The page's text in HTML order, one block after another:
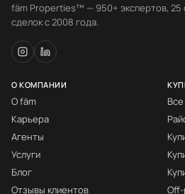
fäm Properties™ — 950+ экспертов, 25
сделок с 2008 года.
О КОМПАНИИ
О fäm
Карьера
Агенты
Услуги
Блог
Отзывы клиентов